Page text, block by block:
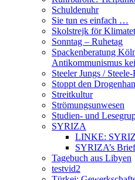
Schuldenuhr
Sie tun es einfach …
Skolstrejk för Klimatet
Sonntag – Ruhetag
Spackenberatung
Antikommunismus
Steeler Jungs /
Stoppt den
Streitkultur
Strömungsunwesen
Studien- und
SYRIZA
LINKE:
SYRIZA’s
Tagebuch aus Libyen
testvid2